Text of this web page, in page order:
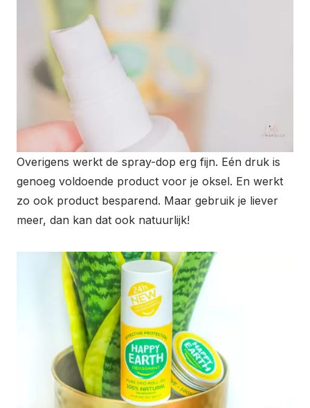
Overigens werkt de spray-dop erg fijn. Eén druk is
genoeg voldoende product voor je oksel. En werkt
zo ook product besparend. Maar gebruik je liever
meer, dan kan dat ook natuurlijk!